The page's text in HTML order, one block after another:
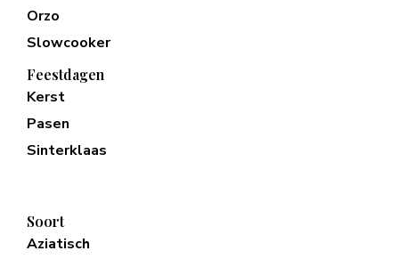
Orzo
Slowcooker
Feestdagen
Kerst
Pasen
Sinterklaas
Soort
Aziatisch